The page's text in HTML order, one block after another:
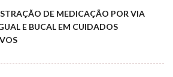
DE MEDICAÇÃO POR VIA
E BUCAL EM CUIDADOS